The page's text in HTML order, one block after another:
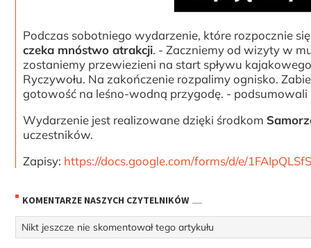
Podczas sobotniego wydarzenie, które rozpocznie
czeka mnóstwo atrakcji. - Zaczniemy od wizyty w
zostaniemy przewiezieni na start spływu
Ryczywołu. Na zakończenie rozpalimy ognisko.
gotowość na leśno-wodną przygodę. -
Wydarzenie jest realizowane dzięki środkom
uczestników.
Zapisy: https://docs.google.com/forms/d/e/
KOMENTARZE NASZYCH CZYTELNIKÓW
Nikt jeszcze nie skomentował tego artykułu